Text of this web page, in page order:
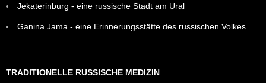
Jekaterinburg - eine russische Stadt am Ural
Ganina Jama - eine Erinnerungsstätte des russischen Volkes
TRADITIONELLE RUSSISCHE MEDIZIN